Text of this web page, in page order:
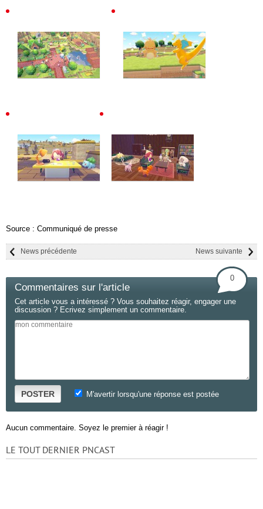
Source : Communiqué de presse
News suivante
News précédente
Commentaires sur l'article
0
Cet article vous a intéressé ? Vous souhaitez réagir, engager une
discussion ? Ecrivez simplement un commentaire.
POSTER M'avertir lorsqu'une réponse est postée
Aucun commentaire. Soyez le premier à réagir !
LE TOUT DERNIER PNCAST